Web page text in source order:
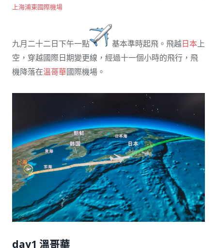
上海浦東國際機場
九月二十二日下午一點 基本準時起飛。飛越日本上
空，穿越國際日期變更線，經過十一個小時的飛行，飛
機降落在溫哥華國際機場。
day1 溫哥華